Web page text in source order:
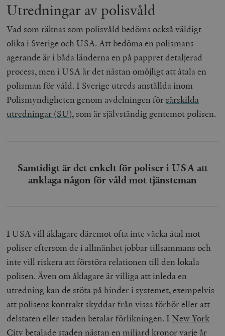
Utredningar av polisvåld
Vad som räknas som polisvåld bedöms också väldigt
olika i Sverige och USA. Att bedöma en polismans
agerande är i båda länderna en på pappret detaljerad
process, men i USA är det nästan omöjligt att åtala en
polisman för våld. I Sverige utreds anställda inom
Polismyndigheten genom avdelningen för särskilda
utredningar (SU), som är självständig gentemot polisen.
Samtidigt är det enkelt för poliser i USA att
anklaga någon för våld mot tjänsteman
I USA vill åklagare däremot ofta inte väcka åtal mot
poliser eftersom de i allmänhet jobbar tillsammans och
inte vill riskera att förstöra relationen till den lokala
polisen. Även om åklagare är villiga att inleda en
utredning kan de stöta på hinder i systemet, exempelvis
att polisens kontrakt skyddar från vissa förhöreller att
delstaten eller staden betalar förlikningen. INew York
City betalade stadennästan en miljard kronor varje år